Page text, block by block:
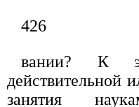
426
вании? К
действительной
занятия